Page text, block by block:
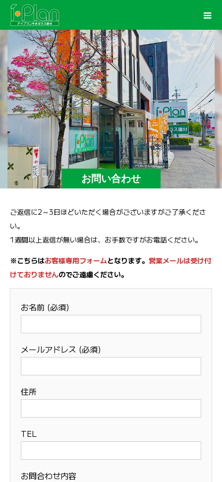
お問い合わせ
ご返信に2～3日ほどいただく場合がございますがご了承くださ
い。
1週間以上返信が無い場合は、お手数ですがお電話ください。
※こちらはお客様専用フォームとなります。 営業メールは受け付
けておりませんのでご遠慮ください。
お名前 (必須)
メールアドレス (必須)
住所
TEL
お問合わせ内容